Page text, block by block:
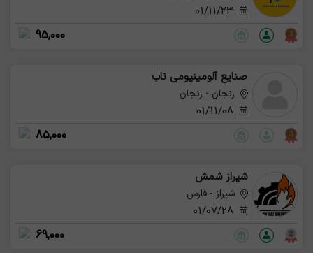
95,000
صنایع آلومینیومی ناب
زنجان - زنجان
01/11/08
85,000
شیراز شمش
شیراز - فارس
01/07/28
69,000